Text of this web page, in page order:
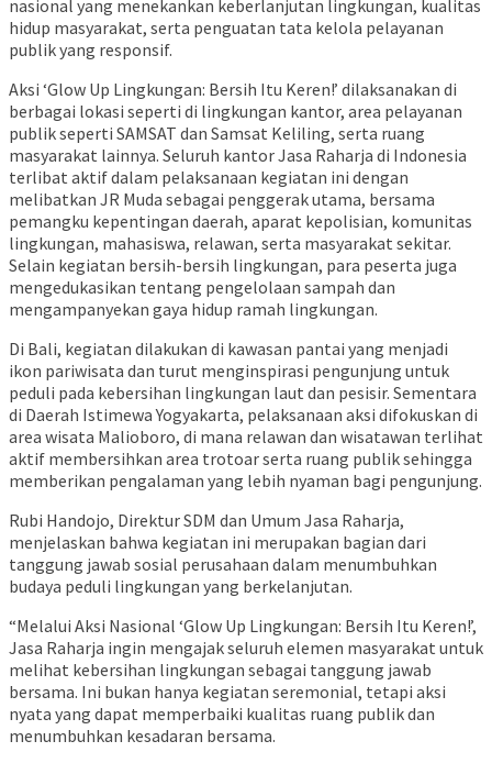
nasional yang menekankan keberlanjutan lingkungan, kualitas
hidup masyarakat, serta penguatan tata kelola pelayanan
publik yang responsif.
Aksi ‘Glow Up Lingkungan: Bersih Itu Keren!’ dilaksanakan di
berbagai lokasi seperti di lingkungan kantor, area pelayanan
publik seperti SAMSAT dan Samsat Keliling, serta ruang
masyarakat lainnya. Seluruh kantor Jasa Raharja di Indonesia
terlibat aktif dalam pelaksanaan kegiatan ini dengan
melibatkan JR Muda sebagai penggerak utama, bersama
pemangku kepentingan daerah, aparat kepolisian, komunitas
lingkungan, mahasiswa, relawan, serta masyarakat sekitar.
Selain kegiatan bersih-bersih lingkungan, para peserta juga
mengedukasikan tentang pengelolaan sampah dan
mengampanyekan gaya hidup ramah lingkungan.
Di Bali, kegiatan dilakukan di kawasan pantai yang menjadi
ikon pariwisata dan turut menginspirasi pengunjung untuk
peduli pada kebersihan lingkungan laut dan pesisir. Sementara
di Daerah Istimewa Yogyakarta, pelaksanaan aksi difokuskan di
area wisata Malioboro, di mana relawan dan wisatawan terlihat
aktif membersihkan area trotoar serta ruang publik sehingga
memberikan pengalaman yang lebih nyaman bagi pengunjung.
Rubi Handojo, Direktur SDM dan Umum Jasa Raharja,
menjelaskan bahwa kegiatan ini merupakan bagian dari
tanggung jawab sosial perusahaan dalam menumbuhkan
budaya peduli lingkungan yang berkelanjutan.
“Melalui Aksi Nasional ‘Glow Up Lingkungan: Bersih Itu Keren!’,
Jasa Raharja ingin mengajak seluruh elemen masyarakat untuk
melihat kebersihan lingkungan sebagai tanggung jawab
bersama. Ini bukan hanya kegiatan seremonial, tetapi aksi
nyata yang dapat memperbaiki kualitas ruang publik dan
menumbuhkan kesadaran bersama.